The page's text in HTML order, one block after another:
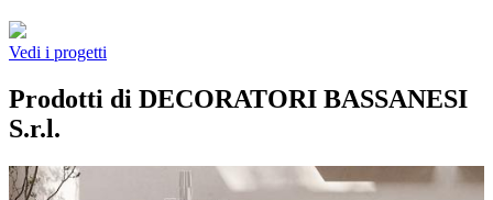
Vedi i progetti
Prodotti di DECORATORI BASSANESI
S.r.l.